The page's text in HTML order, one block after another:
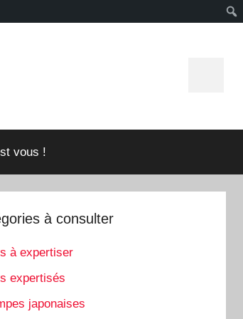
vous !
à consulter
à expertiser
expertisés
japonaises